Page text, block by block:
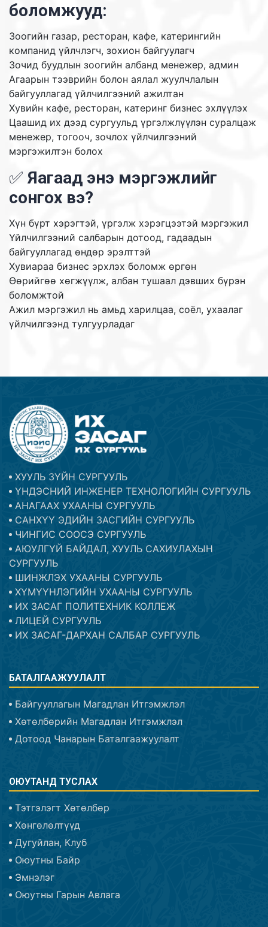
боломжууд:
Зоогийн газар, ресторан, кафе, катерингийн
компанид үйлчлэгч, зохион байгуулагч
Зочид буудлын зоогийн албанд менежер, админ
Агаарын тээврийн болон аялал жуулчлалын
байгууллагад үйлчилгээний ажилтан
Хувийн кафе, ресторан, катеринг бизнес эхлүүлэх
Цаашид их дээд сургуульд үргэлжлүүлэн суралцаж
менежер, тогооч, зочлох үйлчилгээний
мэргэжилтэн болох
✅ Яагаад энэ мэргэжлийг
сонгох вэ?
Хүн бүрт хэрэгтэй, үргэлж хэрэгцээтэй мэргэжил
Үйлчилгээний салбарын дотоод, гадаадын
байгууллагад өндөр эрэлттэй
Хувиараа бизнес эрхлэх боломж өргөн
Өөрийгөө хөгжүүлж, албан тушаал дэвших бүрэн
боломжтой
Ажил мэргэжил нь амьд харилцаа, соёл, ухаалаг
үйлчилгээнд тулгуурладаг
ХУУЛЬ ЗҮЙН СУРГУУЛЬ
ҮНДЭСНИЙ ИНЖЕНЕР ТЕХНОЛОГИЙН СУРГУУЛЬ
АНАГААХ УХААНЫ СУРГУУЛЬ
САНХҮҮ ЭДИЙН ЗАСГИЙН СУРГУУЛЬ
ЧИНГИС СООСЭ СУРГУУЛЬ
АЮУЛГҮЙ БАЙДАЛ, ХУУЛЬ САХИУЛАХЫН
СУРГУУЛЬ
ШИНЖЛЭХ УХААНЫ СУРГУУЛЬ
ХҮМҮҮНЛЭГИЙН УХААНЫ СУРГУУЛЬ
ИХ ЗАСАГ ПОЛИТЕХНИК КОЛЛЕЖ
ЛИЦЕЙ СУРГУУЛЬ
ИХ ЗАСАГ-ДАРХАН САЛБАР СУРГУУЛЬ
БАТАЛГААЖУУЛАЛТ
Байгууллагын Магадлан Итгэмжлэл
Хөтөлбөрийн Магадлан Итгэмжлэл
Дотоод Чанарын Баталгаажуулалт
ОЮУТАНД ТУСЛАХ
Тэтгэлэгт Хөтөлбөр
Хөнгөлөлтүүд
Дугуйлан, Клуб
Оюутны Байр
Эмнэлэг
Оюутны Гарын Авлага